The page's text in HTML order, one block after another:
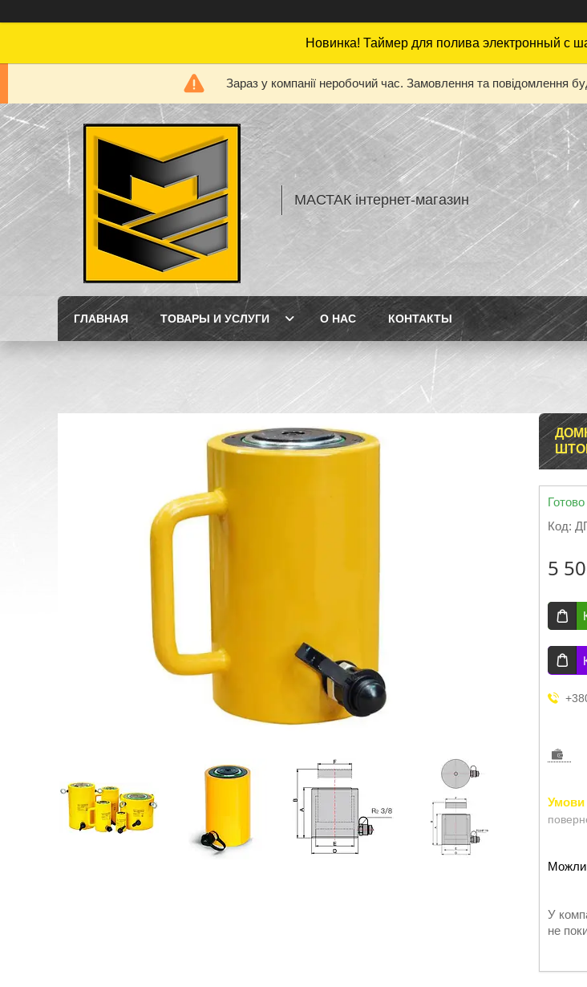
Новинка! Таймер для полива электронный с
Зараз у компанії неробочий час. Замовлення та повідомлення
МАСТАК інтернет-магазин
ГЛАВНАЯ ТОВАРЫ И УСЛУГИ О НАС КОНТАКТЫ
Код:
5
У
не